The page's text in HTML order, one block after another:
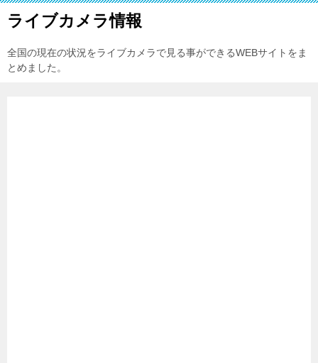
ライブカメラ情報
全国の現在の状況をライブカメラで見る事ができるWEBサイトをま
とめました。